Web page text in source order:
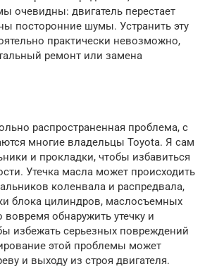
очевидны: двигатель перестает
посторонние шумы. Устранить эту
практически невозможно,
ремонт или замена
распространенная проблема, с
многие владельцы Toyota. Я сам
и прокладки, чтобы избавиться
Утечка масла может происходить
коленвала и распредвала,
блока цилиндров, маслосъемных
обнаружить утечку и
избежать серьезных повреждений
этой проблемы может
и выходу из строя двигателя.